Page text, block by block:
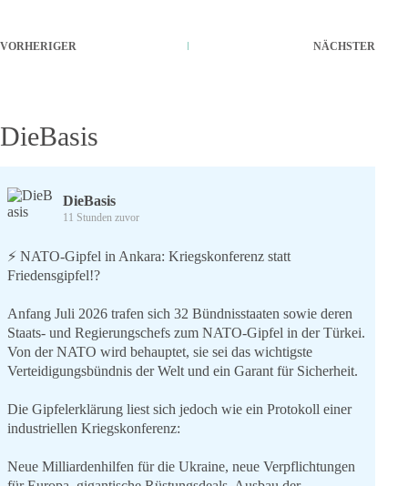
VORHERIGER NÄCHSTER
DieBasis
DieBasis
11 Stunden zuvor
⚡️ NATO-Gipfel in Ankara: Kriegskonferenz statt
Friedensgipfel!?
Anfang Juli 2026 trafen sich 32 Bündnisstaaten sowie deren
Staats- und Regierungschefs zum NATO-Gipfel in der Türkei.
Von der NATO wird behauptet, sie sei das wichtigste
Verteidigungsbündnis der Welt und ein Garant für Sicherheit.
Die Gipfelerklärung liest sich jedoch wie ein Protokoll einer
industriellen Kriegskonferenz:
Neue Milliardenhilfen für die Ukraine, neue Verpflichtungen